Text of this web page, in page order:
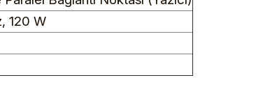
120 W